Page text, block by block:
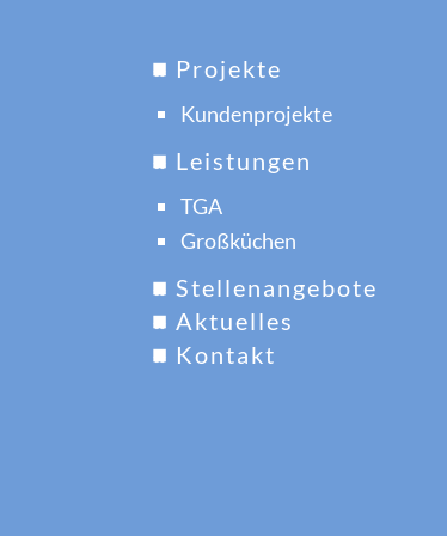
Projekte
Kundenprojekte
Leistungen
TGA
Großküchen
Stellenangebote
Aktuelles
Kontakt